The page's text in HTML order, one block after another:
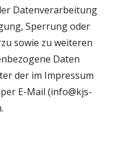
Datenverarbeitung
Sperrung oder
sowie zu weiteren
Daten
der im Impressum
E-Mail (info@kjs-